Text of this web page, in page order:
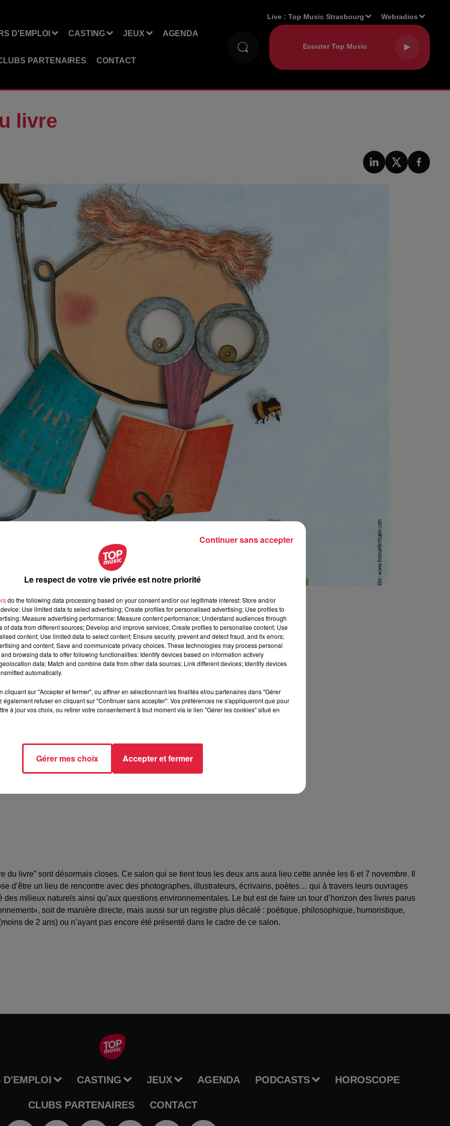
D'EMPLOI CASTING JEUX AGENDA
PARTENAIRES CONTACT
Live :Top Music Strasbourg Webradios
livre
2021 à 0h00
2021 à 0h00
Bussierre - STRASBOURG (67)
RIVENEZ, association Strasbourg Initiation Nature et Environnement
du livre” sont désormais closes. Ce salon qui se tient tous les deux ans aura lieu cette année les 6 et 7 novembre. Il
d’être un lieu de rencontre avec des photographes, illustrateurs, écrivains, poètes… qui à travers leurs ouvrages
milieux naturels ainsi qu’aux questions environnementales. Le but est de faire un tour d’horizon des livres parus
soit de manière directe, mais aussi sur un registre plus décalé : poétique, philosophique, humoristique,
de 2 ans) ou n’ayant pas encore été présenté dans le cadre de ce salon.
D'EMPLOI CASTING JEUX AGENDA PODCASTS HOROSCOPE
CLUBS PARTENAIRES CONTACT
Le respect de votre vie privée est notre priorité
do the following data processing based on your consent and/or our legitimate interest: Store and/or
Use limited data to select advertising; Create profiles for personalised advertising; Use profiles to
Measure advertising performance; Measure content performance; Understand audiences through
of data from different sources; Develop and improve services; Create profiles to personalise content; Use
content; Use limited data to select content; Ensure security, prevent and detect fraud, and fix errors;
and content; Save and communicate privacy choices. These technologies may process personal
browsing data to offer following functionalities: Identify devices based on information actively
data; Match and combine data from other data sources; Link different devices; Identify devices
automatically.
cliquant sur "Accepter et fermer", ou affiner en sélectionnant les finalités et/ou partenaires dans "Gérer
également refuser en cliquant sur "Continuer sans accepter". Vos préférences ne s'appliqueront que pour
à jour vos choix, ou retirer votre consentement à tout moment via le lien "Gérer les cookies" situé en
Gérer mes choix Accepter et fermer
Continuer sans accepter